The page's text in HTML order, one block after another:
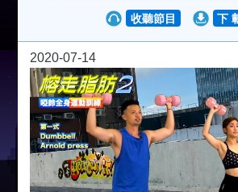
收聽節目 下
2020-07-14